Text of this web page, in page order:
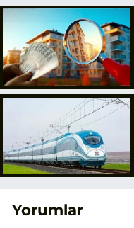
Yorumlar